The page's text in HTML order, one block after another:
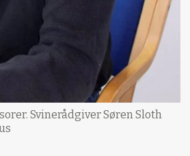
Svinerådgiver Søren Sloth